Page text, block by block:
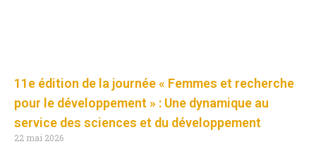
11e édition de la journée « Femmes et recherche
pour le développement » : Une dynamique au
service des sciences et du développement
22 mai 2026